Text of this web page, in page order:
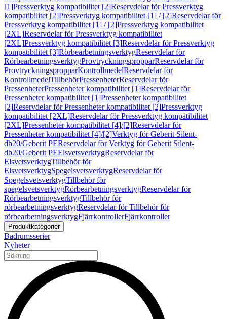
[1]Pressverktyg kompatibilitet [2]Reservdelar för Pressverktyg
kompatibilitet [2]Pressverktyg kompatibilitet [1] / [2]Reservdelar för
Pressverktyg kompatibilitet [1] / [2]Pressverktyg kompatibilitet
[2XL]Reservdelar för Pressverktyg kompatibilitet
[2XL]Pressverktyg kompatibilitet [3]Reservdelar för Pressverktyg
kompatibilitet [3]RörbearbetningsverktygReservdelar för
RörbearbetningsverktygProvtryckningspropparReservdelar för
ProvtryckningspropparKontrollmedelReservdelar för
KontrollmedelTillbehörPressenheterReservdelar för
PressenheterPressenheter kompatibilitet [1]Reservdelar för
Pressenheter kompatibilitet [1]Pressenheter kompatibilitet
[2]Reservdelar för Pressenheter kompatibilitet [2]Pressverktyg
kompatibilitet [2XL]Reservdelar för Pressverktyg kompatibilitet
[2XL]Pressenheter kompatibilitet [4]/[2]Reservdelar för
Pressenheter kompatibilitet [4]/[2]Verktyg för Geberit Silent-
db20/Geberit PEReservdelar för Verktyg för Geberit Silent-
db20/Geberit PEElsvetsverktygReservdelar för
ElsvetsverktygTillbehör för
ElsvetsverktygSpegelsvetsverktygReservdelar för
SpegelsvetsverktygTillbehör för
spegelsvetsverktygRörbearbetningsverktygReservdelar för
RörbearbetningsverktygTillbehör för
rörbearbetningsverktygReservdelar för Tillbehör för
rörbearbetningsverktygFjärrkontrollerFjärrkontroller
Produktkategorier
Badrumsserier
Nyheter